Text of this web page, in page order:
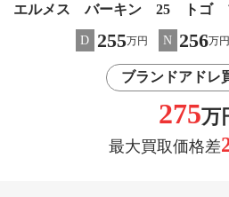
エルメス バーキン 25 トゴ
D 255万円 N 256万円
ブランドアドレ
275万
最大買取価格差